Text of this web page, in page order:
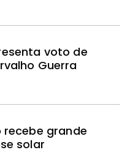
voto de
Guerra
recebe grande
solar